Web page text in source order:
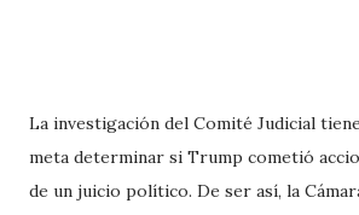
La investigación del Comité Judicial
meta determinar si Trump cometió
de un juicio político. De ser así, la